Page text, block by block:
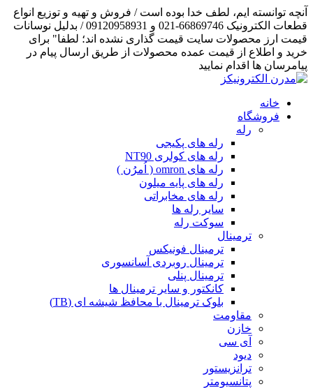
آنچه توانسته ایم، لطف خدا بوده است / فروش و تهیه و توزیع انواع
قطعات الکترونیک 66869746-021 و 09120958931 / بدلیل نوسانات
قیمت ارز محصولات سایت قیمت گذاری نشده اند؛ لطفا" برای
خرید و اطلاع از قیمت عمده محصولات از طریق ارسال پیام در
پیامرسان ها اقدام نمایید
خانه
فروشگاه
رله
رله های پکیجی
رله های کولری NT90
رله های omron ( اُمرُن )
رله های پایه میلون
رله های مخابراتی
سایر رله ها
سوکت رله
ترمینال
ترمینال فونیکس
ترمینال روبردی آسانسوری
ترمینال پنلی
کانکتور و سایر ترمینال ها
بلوک ترمینال با محافظ شیشه ای (TB)
مقاومت
خازن
آی سی
دیود
ترانزیستور
پتانسیومتر